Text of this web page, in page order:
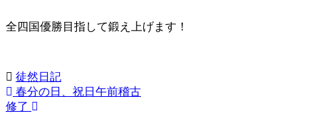
全四国優勝目指して鍛え上げます！
徒然日記
投
稿
春分の日、祝日午前稽古
修了